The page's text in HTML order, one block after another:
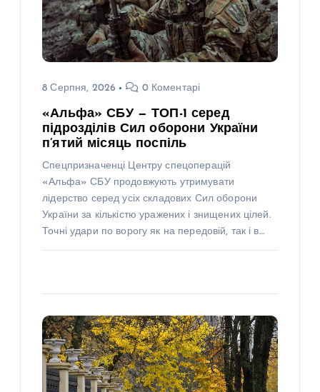
8 Серпня, 2026 0 Коментарі
«Альфа» СБУ — ТОП-1 серед
підрозділів Сил оборони України
п’ятий місяць поспіль
Спецпризначенці Центру спецоперацій
«Альфа» СБУ продовжують утримувати
лідерство серед усіх складових Сил оборони
України за кількістю уражених і знищених цілей.
Точні удари по ворогу як на передовій, так і в…